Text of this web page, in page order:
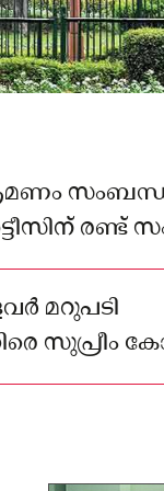
രണ്ട്
മറുപടി
സുപ്രീം